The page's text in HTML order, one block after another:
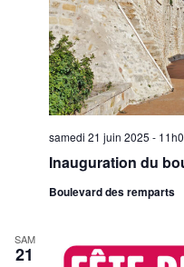
Inauguration du
samedi 21 juin 2025 -
Boulevard des remparts
SAM
21